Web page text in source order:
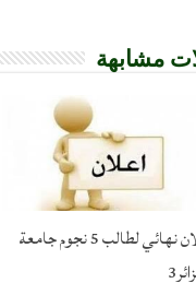
مشابهة
اعلان نهائي لطالب 5 نجوم جامعة